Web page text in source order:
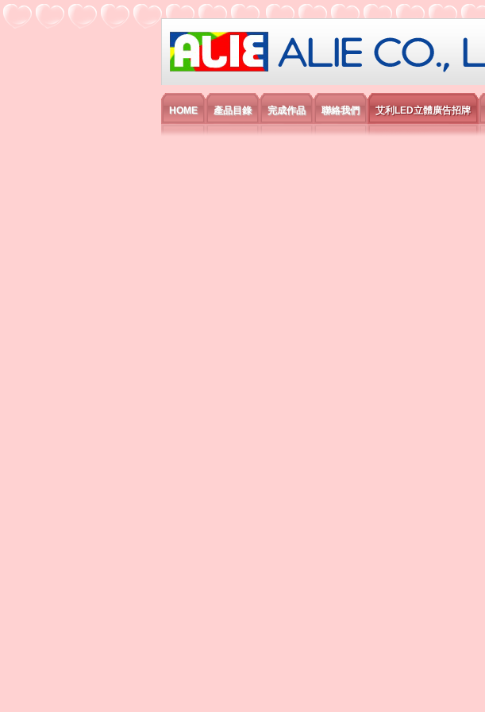
艾利國際電子有限公司
HOME 產品目錄 完成作品 聯絡我們 艾利LED立體廣告招牌